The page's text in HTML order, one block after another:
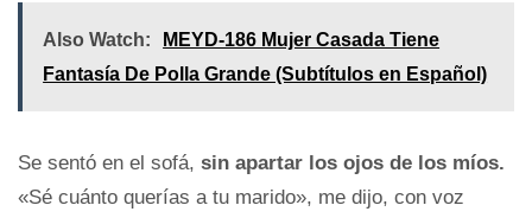
Also Watch:
MEYD-186 Mujer Casada Tiene
Fantasía De Polla Grande (Subtítulos en Español)
Se sentó en el sofá, sin apartar los ojos de los míos.
«Sé cuánto querías a tu marido», me dijo, con voz